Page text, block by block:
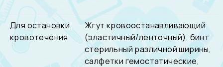
Для остановки
кровотечения
Жгут кровоостанавливающий
(эластичный/ленточный), бинт
стерильный различной ширины,
салфетки гемостатические,